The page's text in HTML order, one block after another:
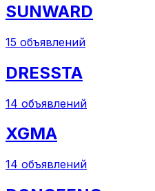
SUNWARD
15 объявлений
DRESSTA
14 объявлений
XGMA
14 объявлений